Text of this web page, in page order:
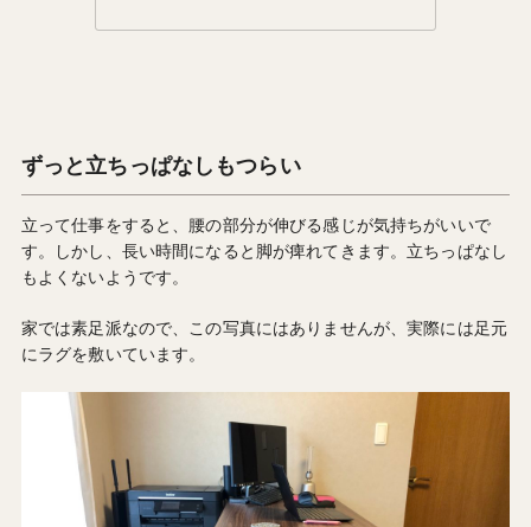
ずっと立ちっぱなしもつらい
立って仕事をすると、腰の部分が伸びる感じが気持ちがいいで
す。しかし、長い時間になると脚が痺れてきます。立ちっぱなし
もよくないようです。
家では素足派なので、この写真にはありませんが、実際には足元
にラグを敷いています。